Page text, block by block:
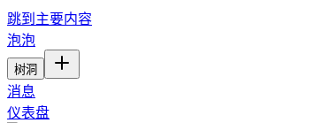
跳到主要内容
泡泡
树洞
消息
仪表盘